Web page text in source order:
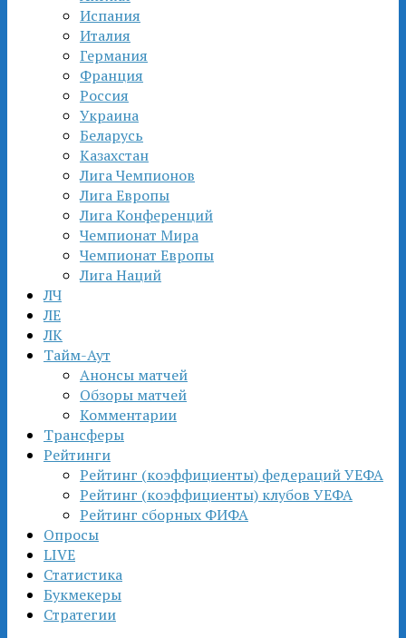
Испания
Италия
Германия
Франция
Россия
Украина
Беларусь
Казахстан
Лига Чемпионов
Лига Европы
Лига Конференций
Чемпионат Мира
Чемпионат Европы
Лига Наций
ЛЧ
ЛЕ
ЛК
Тайм-Аут
Анонсы матчей
Обзоры матчей
Комментарии
Трансферы
Рейтинги
Рейтинг (коэффициенты) федераций УЕФА
Рейтинг (коэффициенты) клубов УЕФА
Рейтинг сборных ФИФА
Опросы
LIVE
Статистика
Букмекеры
Стратегии